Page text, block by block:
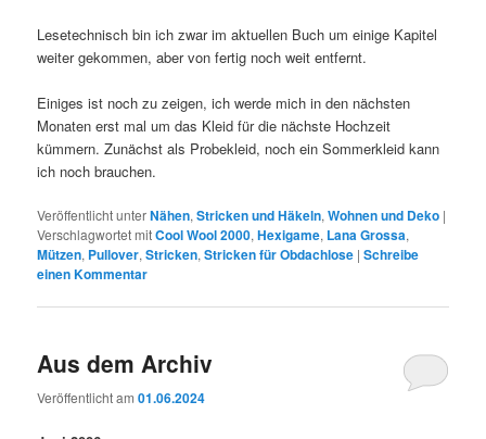
Lesetechnisch bin ich zwar im aktuellen Buch um einige Kapitel
weiter gekommen, aber von fertig noch weit entfernt.
Einiges ist noch zu zeigen, ich werde mich in den nächsten
Monaten erst mal um das Kleid für die nächste Hochzeit
kümmern. Zunächst als Probekleid, noch ein Sommerkleid kann
ich noch brauchen.
Veröffentlicht unterNähen,Stricken und Häkeln,Wohnen und Deko |
Verschlagwortet mitCool Wool 2000,Hexigame, Lana Grossa,
Mützen, Pullover,Stricken,Stricken für Obdachlose |Schreibe
einen Kommentar
Aus dem Archiv
Veröffentlicht am01.06.2024